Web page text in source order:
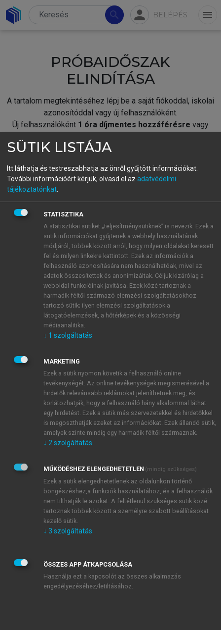
search person BELÉPÉS menu
PRÓBAIDŐSZAK
ELINDÍTÁSA
A tartalom megtekintéséhez lépj be a saját fiókoddal, iskolai
azonosítóddal vagy új felhasználóként.
Új felhasználóként 1 óra díjmentes hozzáférésre vagy
fiókoddal,vagy hozz létre új fiókot.
A regisztráció után apróbaidőszakautomatikusan
BELÉPÉS SAJÁT FIÓKKAL
ÚJ FIÓK LÉTREHOZÁSA
1 óra díjmentes hozzáférés
E-MAIL-CÍM
JELSZÓ
JELSZÓ ÚJRA
Kérek értesítést a MeRSZ újdonságairól, akcióiról.
Kérek értesítést az Akadémiai Kiadó Zrt. újdonságairól,
Adatkezelési tájékoztatóbanfoglaltakat tudomásul
veszem és elfogadom.
Általános vásárlási feltételeket, valamint a szotar.netés a
mersz.huoldalak licencszerződéseiben foglaltakat
tudomásul veszem és elfogadom.
KIPRÓBÁLOM
SÜTIK LISTÁJA
Itt láthatja és testreszabhatja az önről gyűjtött információkat.
További információért kérjük, olvasd el az adatvédelmi
tájékoztatónkat
STATISZTIKA
A statisztikai sütiket „teljesítménysütiknek” is nevezik. Ezek a
sütik információkat gyűjtenek a webhely használatának
módjáról, többek között arról, hogy milyen oldalakat keresett
fel és milyen linkekre kattintott. Ezek az információk a
felhasználó azonosítására nem használhatóak, mivel az
adatok összesítettek és anonimizáltak. Céljuk kizárólag a
weboldal funkcióinak javítása. Ezek közé tartoznak a
harmadik féltől származó elemzési szolgáltatásokhoz
tartozó sütik; ilyen elemzési szolgáltatások a
látogatóelemzések, a hőtérképek és a közösségi
médiaanalitika.
↓ 1 szolgáltatás
MARKETING
Ezek a sütik nyomon követik a felhasználó online
tevékenységét. Az online tevékenységek megismerésével a
hirdetők relevánsabb reklámokat jeleníthetnek meg, és
korlátozhatják, hogy a felhasználó hány alkalommal láthat
egy hirdetést. Ezek a sütik más szervezetekkel és hirdetőkkel
is megoszthatják ezeket az információkat. Ezek állandó sütik,
amelyek szinte mindig egy harmadik féltől származnak.
↓ 2 szolgáltatás
MŰKÖDÉSHEZ ELENGEDHETETLEN (mindig szükséges)
Ezek a sütik elengedhetetlenek az oldalunkon történő
böngészéshez,a funkciók használatához, és a felhasználók
nem tilthatják le azokat. A feltétlenül szükséges sütik közé
tartoznak többek között a személyre szabott beállításokat
kezelő sütik.
↓ 3 szolgáltatás
ÖSSZES APP ÁTKAPCSOLÁSA
Használja ezt a kapcsolót az összes alkalmazás
engedélyezéséhez/letiltásához.